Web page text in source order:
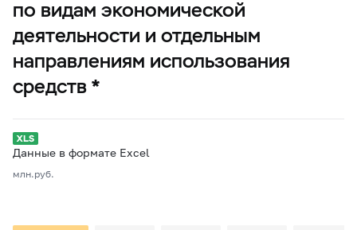
по видам экономической
деятельности и отдельным
направлениям использования
средств *
Данные в формате Excel
млн.руб.